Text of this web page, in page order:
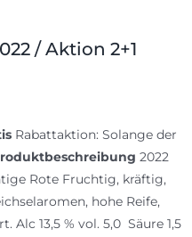
/ Aktion 2+1
€.
Rabattaktion: Solange der
2022
Rote Fruchtig, kräftig,
hohe Reife,
Alc 13,5 % vol. 5,0 Säure 1,5